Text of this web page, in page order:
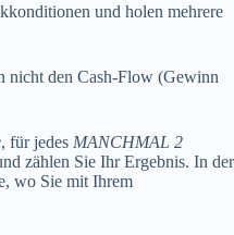
und holen mehrere
nicht den Cash-Flow (Gewinn
, für jedes MANCHMAL 2
zählen Sie Ihr Ergebnis. In der
wo Sie mit Ihrem